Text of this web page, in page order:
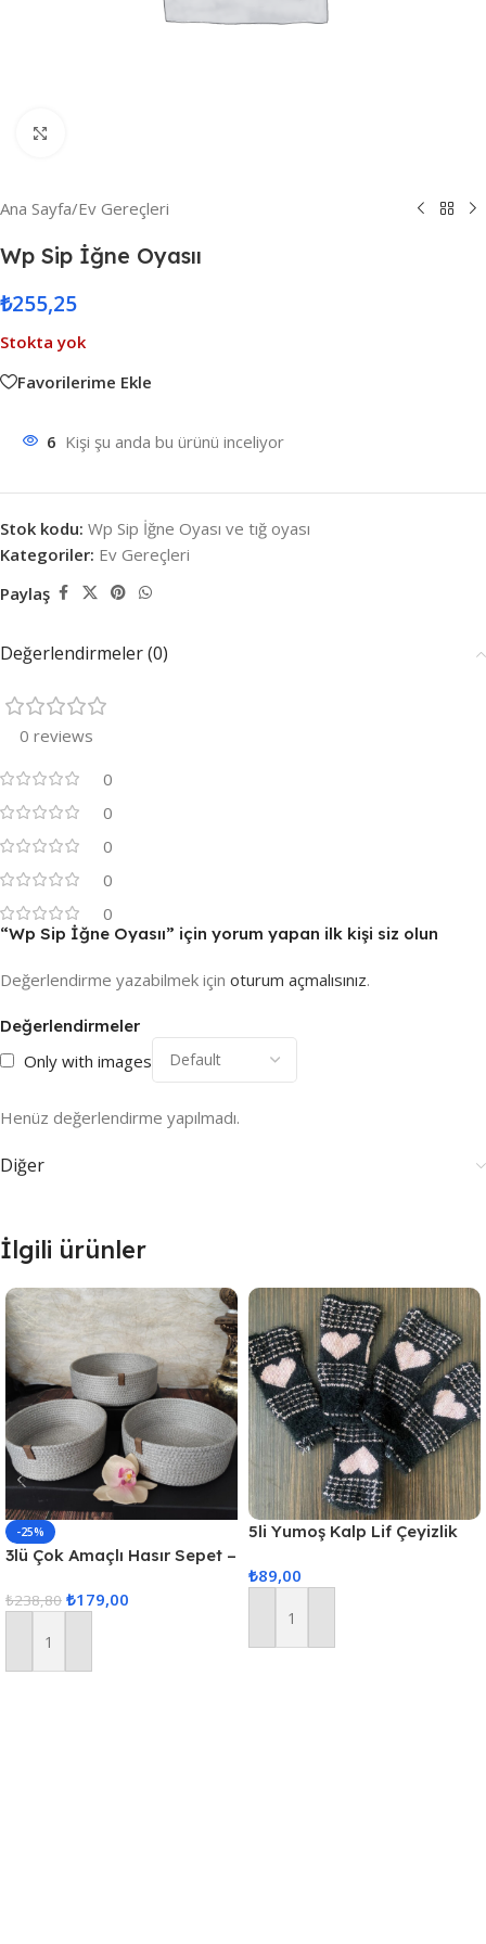
Ana Sayfa/Ev Gereçleri
Wp Sip İğne Oyasıı
₺255,25
Stokta yok
Favorilerime Ekle
6 Kişi şu anda bu ürünü inceliyor
Stok kodu: Wp Sip İğne Oyası ve tığ oyası
Kategoriler: Ev Gereçleri
Paylaş
Değerlendirmeler (0)
0 reviews
0
0
0
0
0
Değerlendirmeler
Only with images
Henüz değerlendirme yapılmadı.
“Wp Sip İğne Oyasıı” için yorum yapan ilk kişi siz olun
Değerlendirme yazabilmek için oturum açmalısınız.
Diğer
İlgili ürünler
-25%
3lü Çok Amaçlı Hasır Sepet –
₺238,80 ₺179,00
Sepete Ekle
5li Yumoş Kalp Lif Çeyizlik
₺89,00
Sepete Ekle